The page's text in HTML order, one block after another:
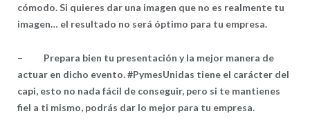
cómodo. Si quieres dar una imagen que no es realmente tu
imagen… el resultado no será óptimo para tu empresa.
– Prepara bien tu presentación y la mejor manera de
actuar en dicho evento. #PymesUnidas tiene el carácter del
capi, esto no nada fácil de conseguir, pero si te mantienes
fiel a ti mismo, podrás dar lo mejor para tu empresa.